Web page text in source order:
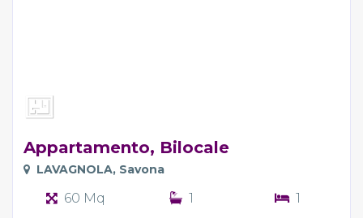
Appartamento, Bilocale
LAVAGNOLA, Savona
60 Mq 1 1